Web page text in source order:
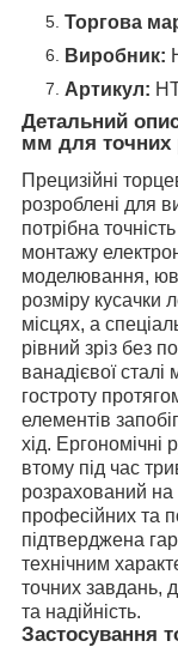
Торгова
Виробник:
Артикул:
Детальний
мм для точних
Прецизійні
розроблені для
потрібна
монтажу
моделювання,
розміру кусачки
місцях, а
рівний зріз без
ванадієвої
гостроту
елементів
хід.
втому під час
розрахований на
професійних та
підтверджена
технічним
точних завдань,
та надійність.
Застосування